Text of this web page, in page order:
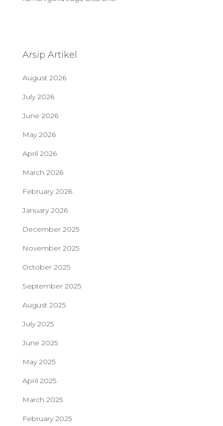
Arsip Artikel
August 2026
July 2026
June 2026
May 2026
April 2026
March 2026
February 2026
January 2026
December 2025
November 2025
October 2025
September 2025
August 2025
July 2025
June 2025
May 2025
April 2025
March 2025
February 2025